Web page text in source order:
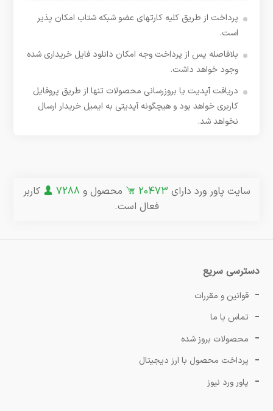
پرداخت از طریق کلیه کارتهای عضو شبکه شتاب امکان پذیر
است.
بلافاصله پس از پرداخت وجه امکان دانلود فایل خریداری شده
وجود خواهد داشت.
دریافت آپدیت یا بروزرسانی محصولات تنها از طریق پروفایل
کاربری خواهد بود و هیچگونه آپدیتی به ایمیل خریدار ارسال
نخواهد شد.
سایت پاور ورد دارای 20473 محصول و7288
کاربر
فعال است.
دسترسی سریع
قوانین و مقررات
تماس با ما
محصولات بروز شده
پرداخت محصول با ارز دیجیتال
پاور ورد نیوز